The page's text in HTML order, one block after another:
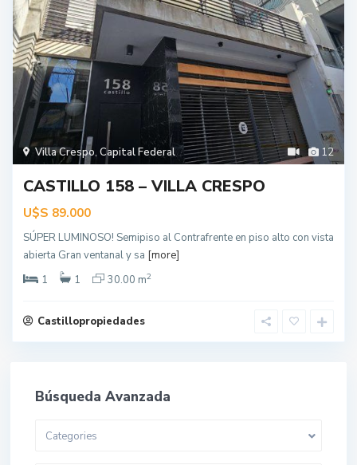
12
Villa Crespo, Capital Federal
CASTILLO 158 – VILLA CRESPO
U$S 89.000
SÚPER LUMINOSO! Semipiso al Contrafrente en piso alto con vista
abierta Gran ventanal y sa [more]
1
1 30.00 m2
Castillopropiedades
Búsqueda Avanzada
Categories